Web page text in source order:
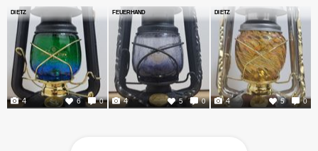
DIETZ
6 0
4
FEUERHAND
5 0
4
DIETZ
5 0
4